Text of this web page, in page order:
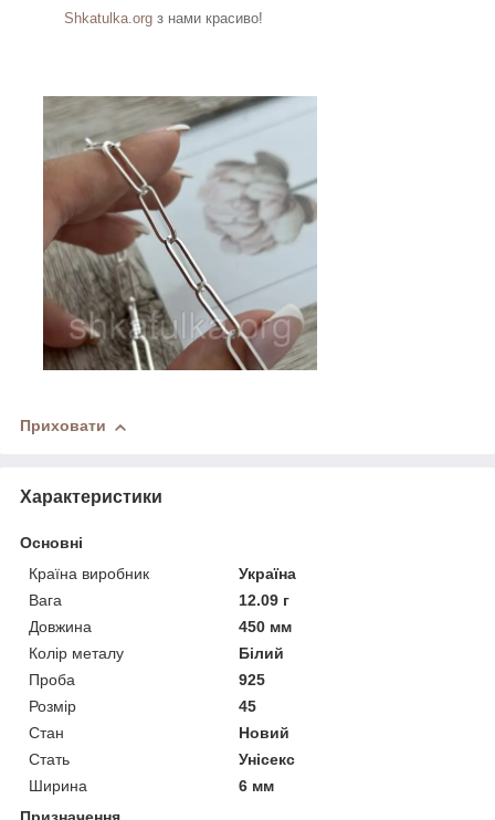
Shkatulka.org з нами красиво!
Приховати
Характеристики
Основні
Країна виробник
Україна
Вага
12.09 г
Довжина
450 мм
Колір металу
Білий
Проба
925
Розмір
45
Стан
Новий
Стать
Унісекс
Ширина
6 мм